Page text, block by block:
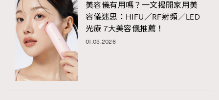
美容儀有用嗎？一文揭開家用美
容儀迷思：HIFU／RF射頻／LED
光療 7大美容儀推薦！
01.03.2026